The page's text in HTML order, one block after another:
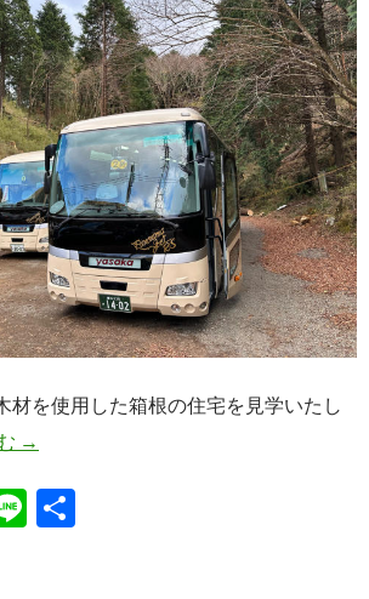
材を使用した箱根の住宅を見学いたし
全木協神奈川県協会森林見学バスツア
→
Li